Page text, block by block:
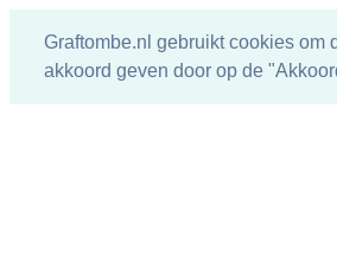
Graftombe.nl gebruikt cookies om
akkoord geven door op de